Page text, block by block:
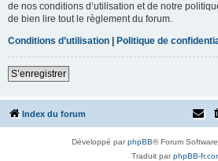
de nos conditions d’utilisation et de notre
de bien lire tout le règlement du forum.
Conditions d’utilisation | Politique de
S’enregistrer
Index du forum
Développé parphpBB® Forum
Traduit parphpBB-